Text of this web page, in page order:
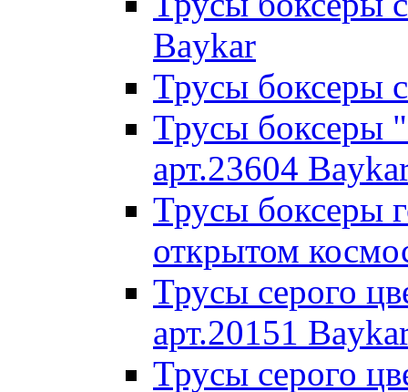
Baykar
Трусы боксеры
Трусы боксеры
арт.23604
Трусы боксеры
открытом
Трусы серого
арт.20151
Трусы серого